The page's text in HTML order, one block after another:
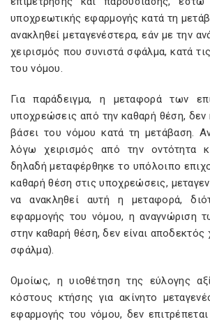
υποχρεωτικής εφαρμογής κατά τη
ανακληθεί μεταγενέστερα, εάν με την
χειρισμός που συνιστά σφάλμα, κατά
του νόμου.
Για παράδειγμα, η μεταφορά των
υποχρεώσεις από την καθαρή θέση, δεν
βάσει του νόμου κατά τη μετάβαση.
λόγω χειρισμός από την οντότητα
δηλαδή μεταφέρθηκε το υπόλοιπο
καθαρή θέση στις υποχρεώσεις,
να ανακληθεί αυτή η μεταφορά,
εφαρμογής του νόμου, η αναγνώριση
στην καθαρή θέση, δεν είναι αποδεκτός
σφάλμα).
Ομοίως, η υιοθέτηση της εύλογης
κόστους κτήσης για ακίνητο
εφαρμογής του νόμου, δεν